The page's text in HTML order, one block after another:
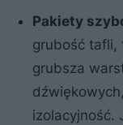
Pakiety
grubość tafli,
grubsza
izolacyjność.